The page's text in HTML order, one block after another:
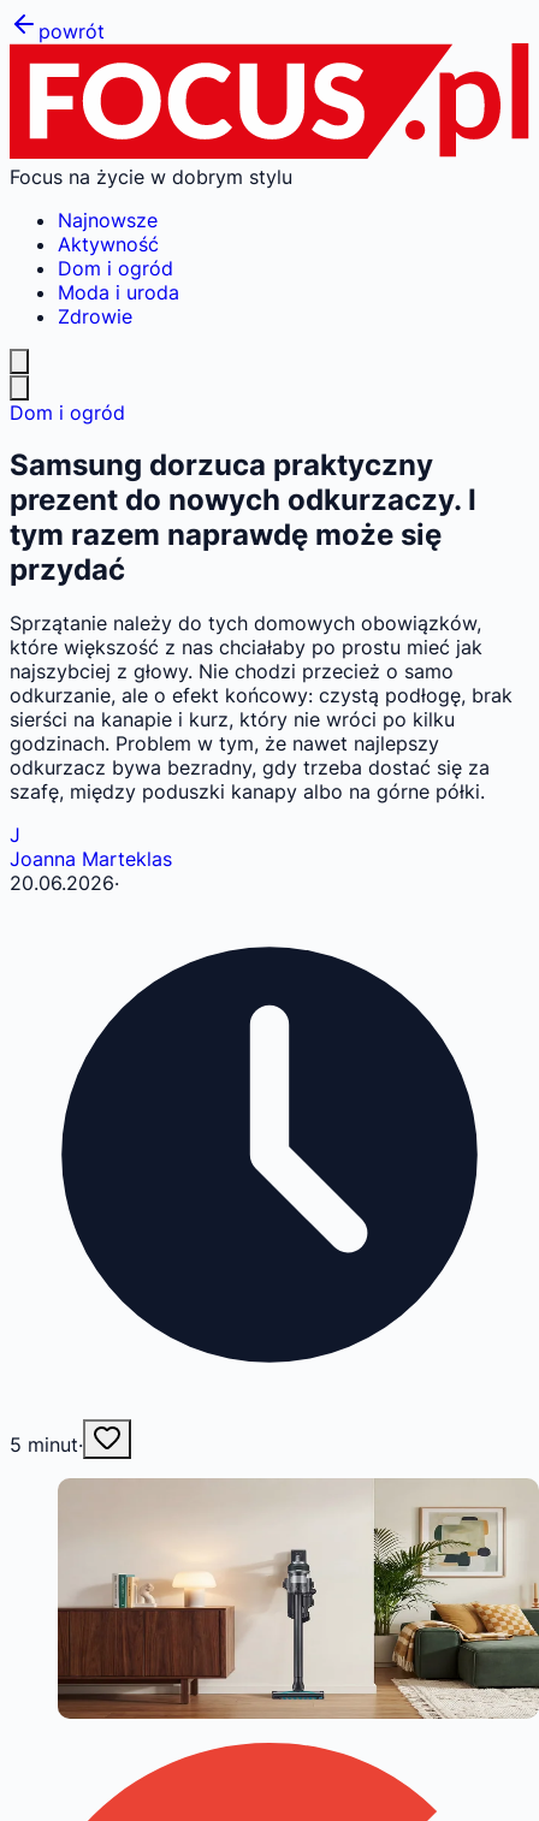
powrót
Focus na życie w dobrym stylu
Najnowsze
Aktywność
Dom i ogród
Moda i uroda
Zdrowie
Dom i ogród
Samsung dorzuca praktyczny
prezent do nowych odkurzaczy. I
tym razem naprawdę może się
przydać
Sprzątanie należy do tych domowych obowiązków,
które większość z nas chciałaby po prostu mieć jak
najszybciej z głowy. Nie chodzi przecież o samo
odkurzanie, ale o efekt końcowy: czystą podłogę, brak
sierści na kanapie i kurz, który nie wróci po kilku
godzinach. Problem w tym, że nawet najlepszy
odkurzacz bywa bezradny, gdy trzeba dostać się za
szafę, między poduszki kanapy albo na górne półki.
J
Joanna Marteklas
20.06.2026·
5 minut·